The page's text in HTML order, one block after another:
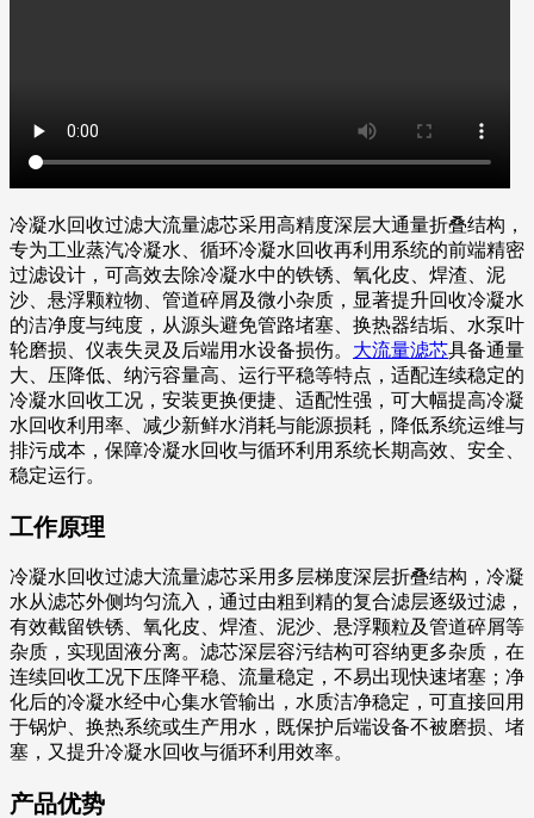
冷凝水回收过滤大流量滤芯采用高精度深层大通量折叠结构，
专为工业蒸汽冷凝水、循环冷凝水回收再利用系统的前端精密
过滤设计，可高效去除冷凝水中的铁锈、氧化皮、焊渣、泥
沙、悬浮颗粒物、管道碎屑及微小杂质，显著提升回收冷凝水
的洁净度与纯度，从源头避免管路堵塞、换热器结垢、水泵叶
轮磨损、仪表失灵及后端用水设备损伤。 大流量滤芯具备通量
大、压降低、纳污容量高、运行平稳等特点，适配连续稳定的
冷凝水回收工况，安装更换便捷、适配性强，可大幅提高冷凝
水回收利用率、减少新鲜水消耗与能源损耗，降低系统运维与
排污成本，保障冷凝水回收与循环利用系统长期高效、安全、
稳定运行。
工作原理
冷凝水回收过滤大流量滤芯采用多层梯度深层折叠结构，冷凝
水从滤芯外侧均匀流入，通过由粗到精的复合滤层逐级过滤，
有效截留铁锈、氧化皮、焊渣、泥沙、悬浮颗粒及管道碎屑等
杂质，实现固液分离。滤芯深层容污结构可容纳更多杂质，在
连续回收工况下压降平稳、流量稳定，不易出现快速堵塞；净
化后的冷凝水经中心集水管输出，水质洁净稳定，可直接回用
于锅炉、换热系统或生产用水，既保护后端设备不被磨损、堵
塞，又提升冷凝水回收与循环利用效率。
产品优势